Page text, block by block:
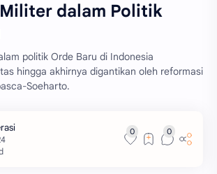
dalam Politik
politik Orde Baru di Indonesia
hingga akhirnya digantikan oleh reformasi
Soeharto.